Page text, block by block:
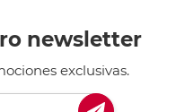
newsletter
exclusivas.